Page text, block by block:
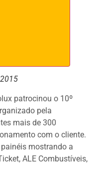
patrocinou o 10º
mais de 300
com o cliente.
mostrando a
ALE Combustíveis,